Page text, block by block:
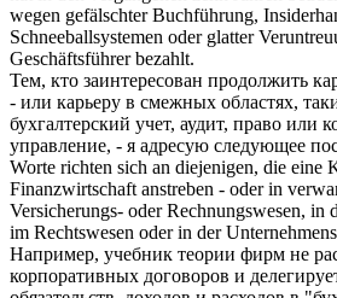
wegen gefälschterBuchführung,
Schneeballsystemen oder glatter
Geschäftsführer bezahlt.
Тем, кто заинтересован продолжить
- или карьеру в смежных областях,
бухгалтерский учет, аудит, право или
управление, - я адресую следующее
Worte richten sich an diejenigen, die eine
Finanzwirtschaft anstreben - oder in
Versicherungs- oderRechnungswesen, in
im Rechtswesen oder in der
Например, учебник теории фирм не
корпоративных договоров и